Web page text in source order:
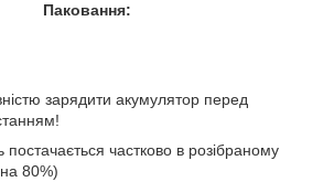
Паковання:
зарядити акумулятор перед
постачається частково в розібраному
80%)